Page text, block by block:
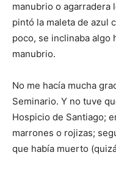
manu­brio o aga­rradera
pintó la maleta de azul
poco, se inclinaba algo
manubrio.
No me hacía mucha
Seminario. Y no tuve
Hospicio de Santiago;
marrones o rojizas;
que había muerto